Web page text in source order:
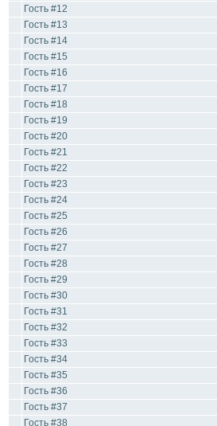
Гость #12
Гость #13
Гость #14
Гость #15
Гость #16
Гость #17
Гость #18
Гость #19
Гость #20
Гость #21
Гость #22
Гость #23
Гость #24
Гость #25
Гость #26
Гость #27
Гость #28
Гость #29
Гость #30
Гость #31
Гость #32
Гость #33
Гость #34
Гость #35
Гость #36
Гость #37
Гость #38